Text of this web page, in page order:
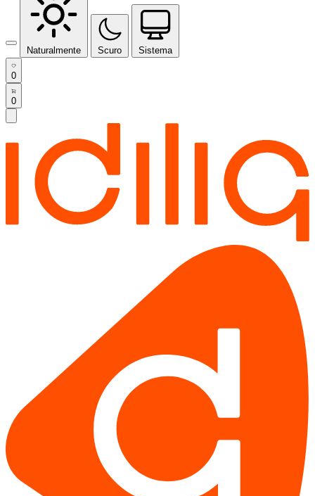
Naturalmente Scuro Sistema
0
0